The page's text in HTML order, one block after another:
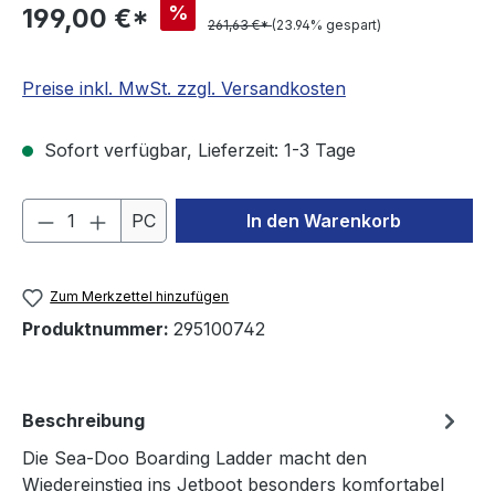
199,00 €* %
261,63 €*(23.94% gespart)
Preise inkl. MwSt. zzgl. Versandkosten
Sofort verfügbar, Lieferzeit: 1-3 Tage
Produkt Anzahl: Gib den
PC In den Warenkorb
Zum Merkzettel hinzufügen
Produktnummer: 295100742
Beschreibung
Die Sea-Doo Boarding Ladder macht den
Wiedereinstieg ins Jetboot besonders komfortabel